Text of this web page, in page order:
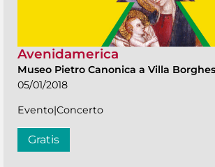
Avenidamerica
Museo Pietro Canonica a Villa
05/01/2018
Evento|Concerto
Gratis